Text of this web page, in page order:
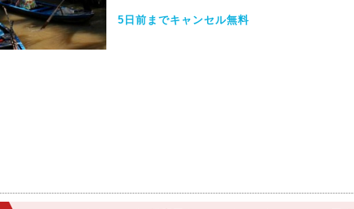
5日前までキャンセル無料